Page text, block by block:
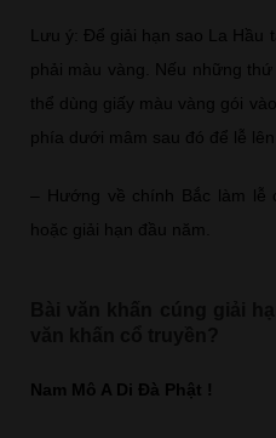
Lưu ý: Để giải hạn sao La Hầu
phải màu vàng. Nếu những
thể dùng giấy màu vàng gói
phía dưới mâm sau đó để lễ lên
– Hướng về chính Bắc làm lễ
hoặc giải hạn đầu năm.
Nam Mô A Di Đà Phật !